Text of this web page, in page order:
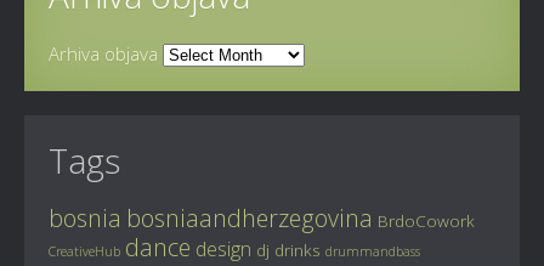
Arhiva objava
Tags
bosnia bosniaandherzegovina BrdoCowork
CreativeHub dance design dj drinks drummandbass